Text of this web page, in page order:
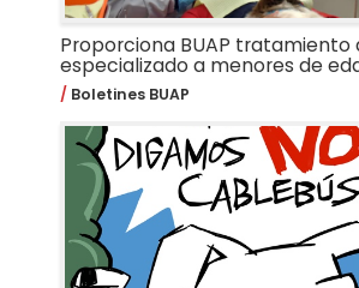
Proporciona BUAP tratamiento
especializado a menores de
Boletines BUAP